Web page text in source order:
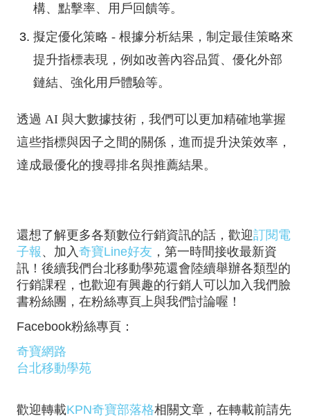
構、點擊率、用戶回饋等。
擬定優化策略 - 根據分析結果，制定最佳策略來
提升指標表現，例如改善內容品質、優化外部
鏈結、強化用戶體驗等。
透過 AI 與大數據技術，我們可以更加精確地掌握
這些指標與因子之間的關係，進而提升決策效率，
達成最優化的搜尋排名與推薦結果。
還想了解更多各類數位行銷資訊的話，歡迎訂閱電
子報 、加入奇寶Line好友 ，第一時間接收最新資
訊！後續我們台北移動學苑還會陸續舉辦各類型的
行銷課程，也歡迎有興趣的行銷人可以加入我們臉
書粉絲團，在粉絲專頁上與我們討論喔！
Facebook粉絲專頁：
奇寶網路
台北移動學苑
歡迎轉載KPN奇寶部落格相關文章，在轉載前請先